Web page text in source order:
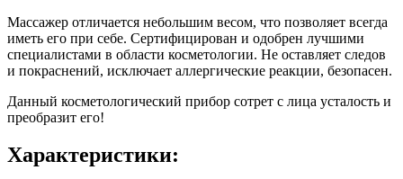
Массажер отличается небольшим весом, что позволяет всегда
иметь его при себе. Сертифицирован и одобрен лучшими
специалистами в области косметологии. Не оставляет следов
и покраснений, исключает аллергические реакции, безопасен.
Данный косметологический прибор сотрет с лица усталость и
преобразит его!
Характеристики: